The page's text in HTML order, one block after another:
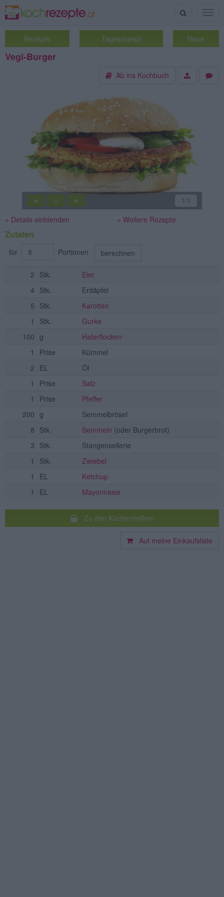
Suche
Rezepte Tagesrezept Neue
Vegi-Burger
Ab ins Kochbuch
« || » 1/1
» Details einblenden » Weitere Rezepte
Zutaten
für Portionen berechnen
2 Stk.
Eier
4 Stk.
Erdäpfel
5 Stk.
Karotten
1
Stk.
Gurke
100 g
Haferflocken
1
Prise
Kümmel
2 EL
Öl
1
Prise
Salz
1
Prise
Pfeffer
200 g
Semmelbrösel
8 Stk. Semmeln (oder Burgerbrot)
3 Stk.
Stangensellerie
1
Stk.
Zwiebel
1
EL
Ketchup
1
EL Mayonnaise
Zu den Küchenhelfern
Auf meine Einkaufsliste